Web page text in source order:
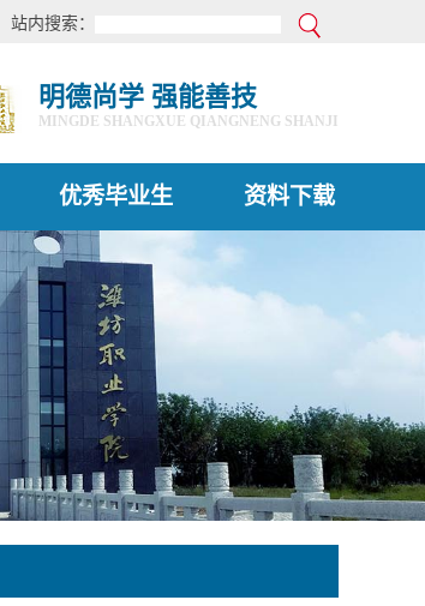
站内搜索：
明德尚学 强能善技
MINGDE SHANGXUE QIANGNENG SHANJI
优秀毕业生 资料下载